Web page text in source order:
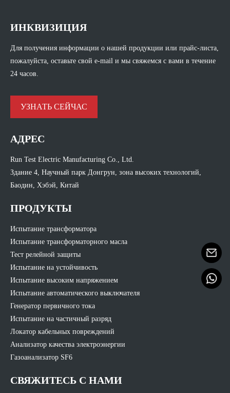
ИНКВИЗИЦИЯ
Для получения информации о нашей продукции или прайс-листа,
пожалуйста, оставьте свой e-mail и мы свяжемся с вами в течение
24 часов.
УЗНАТЬ СЕЙЧАС
АДРЕС
Run Test Electric Manufacturing Co., Ltd.
Здание 4, Научный парк Донгрун, зона высоких технологий,
Баодин, Хэбэй, Китай
ПРОДУКТЫ
Испытание трансформатора
Испытание трансформаторного масла
Тест релейной защиты
Испытание на устойчивость
Испытание высоким напряжением
Испытание автоматического выключателя
Генератор первичного тока
Испытание на частичный разряд
Локатор кабельных повреждений
Анализатор качества электроэнергии
Газоанализатор SF6
СВЯЖИТЕСЬ С НАМИ